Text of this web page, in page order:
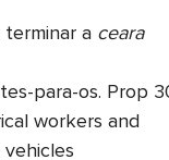
terminar a ceara
para-os. Prop
workers and